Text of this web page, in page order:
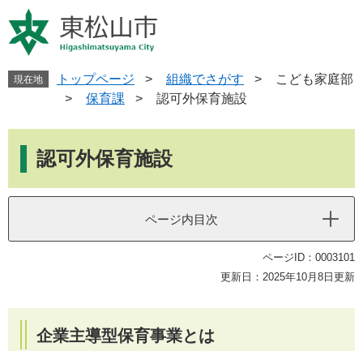
ー
ジ
す
ニ
ュ
し
へ
現在地 トップページ > 組織でさがす >
こども家庭部
>
保育課 > 認可外保育施設
認可外保育施設
ページ内目次
ページID：0003101
更新日：2025年10月8日更新
企業主導型保育事業とは